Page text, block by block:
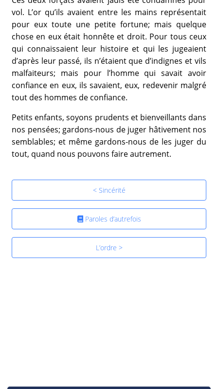
vol. L’or qu’ils avaient entre les mains représentait
pour eux toute une petite fortune; mais quelque
chose en eux était honnête et droit. Pour tous ceux
qui connaissaient leur histoire et qui les jugeaient
d’après leur passé, ils n’étaient que d’indignes et vils
malfaiteurs; mais pour l’homme qui savait avoir
confiance en eux, ils savaient, eux, redevenir malgré
tout des hommes de confiance.
Petits enfants, soyons prudents et bienveillants dans
nos pensées; gardons-nous de juger hâtivement nos
semblables; et même gardons-nous de les juger du
tout, quand nous pouvons faire autrement.
< Sincérité
Paroles d’autrefois
L’ordre >